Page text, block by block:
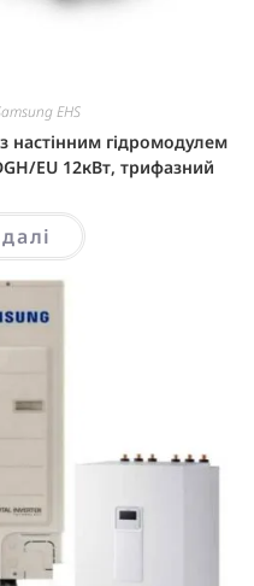
EHS
настінним гідромодулем
EU 12кВт, трифазний